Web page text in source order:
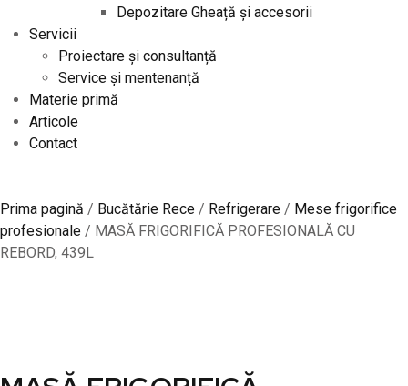
Depozitare Gheață și accesorii
Servicii
Proiectare și consultanță
Service și mentenanță
Materie primă
Articole
Contact
Prima pagină / Bucătărie Rece / Refrigerare / Mese frigorifice
profesionale / MASĂ FRIGORIFICĂ PROFESIONALĂ CU
REBORD, 439L